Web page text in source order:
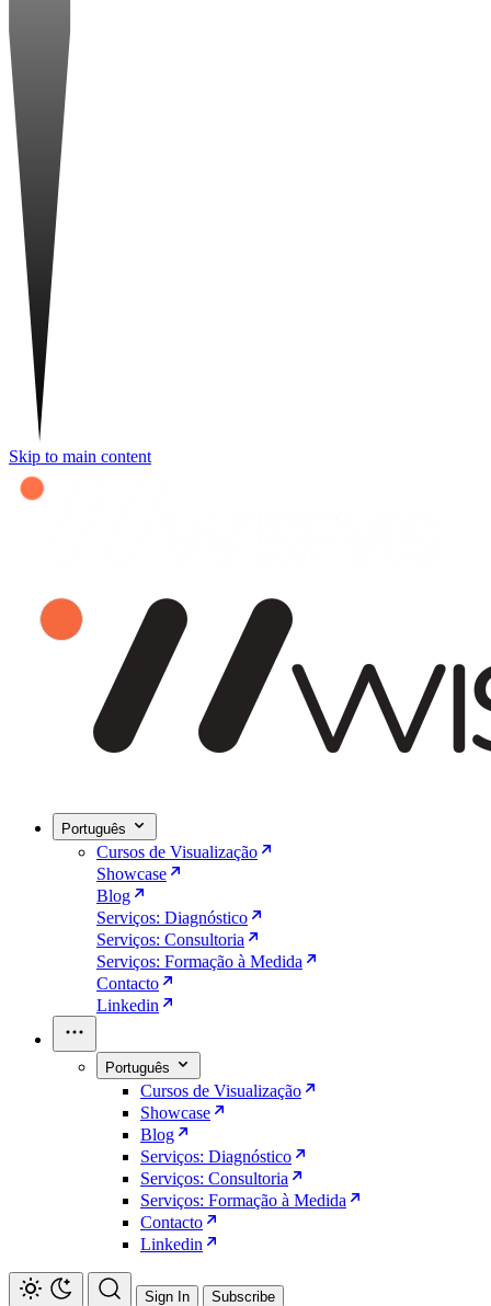
Skip to main content
Português
Cursos de Visualização
Showcase
Blog
Serviços: Diagnóstico
Serviços: Consultoria
Serviços: Formação à Medida
Contacto
Linkedin
Português
Cursos de Visualização
Showcase
Blog
Serviços: Diagnóstico
Serviços: Consultoria
Serviços: Formação à Medida
Contacto
Linkedin
Sign In Subscribe